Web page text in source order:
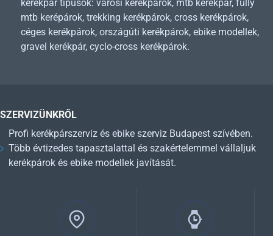
kerékpár típusok: városi kerékpárok, mtb kerékpár, fully
mtb kerépárok, trekking kerékpárok, cross kerékpárok,
céges kerékpárok, országúti kerékpárok, ebike modellek,
gravel kerékpár, cyclo-cross kerékpárok.
SZERVIZÜNKRŐL
Profi kerékpárszerviz és ebike szerviz Budapest szívében.
Több évtizedes tapasztalattal és szakértelemmel vállaljuk
kerékpárok és ebike modellek javítását.